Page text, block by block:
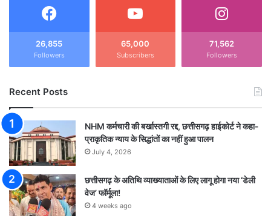
26,855
Followers
65,000
Subscribers
71,562
Followers
Recent Posts
NHM कर्मचारी की बर्खास्तगी रद्द, छत्तीसगढ़ हाईकोर्ट ने कहा-
प्राकृतिक न्याय के सिद्धांतों का नहीं हुआ पालन
July 4, 2026
छत्तीसगढ़ के अतिथि व्याख्याताओं के लिए लागू होगा नया ‘डेली
वेज’ फॉर्मूला!
4 weeks ago